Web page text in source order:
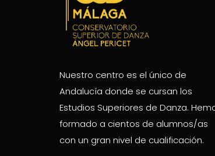
Nuestro centro es el único de
Andalucía donde se cursan los
Estudios Superiores de Danza.
formado a cientos de alumnos/as
con un gran nivel de cualificación.